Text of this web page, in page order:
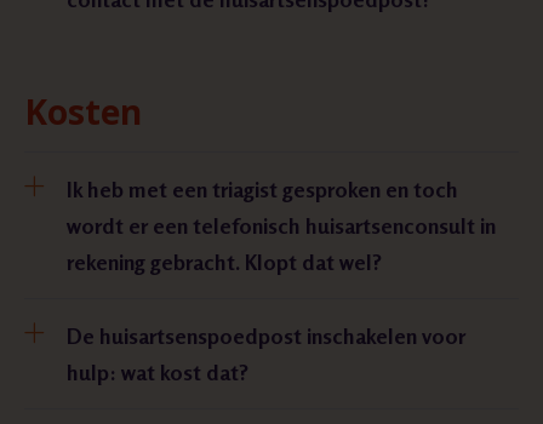
Kosten
Ik heb met een triagist gesproken en toch
wordt er een telefonisch huisartsenconsult in
rekening gebracht. Klopt dat wel?
De huisartsenspoedpost inschakelen voor
hulp: wat kost dat?